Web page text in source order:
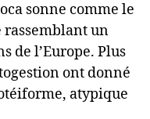
sonne comme le
rassemblant un
de l’Europe. Plus
ont donné
atypique